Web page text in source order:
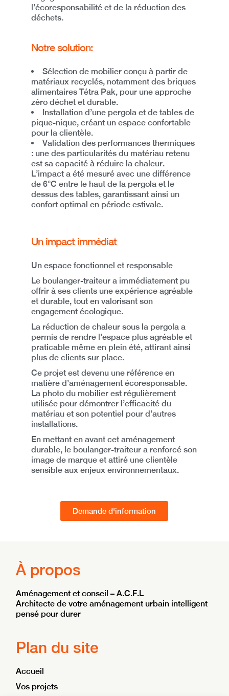
l’écoresponsabilité et de la réduction des
déchets.
Notre solution:
Sélection de mobilier conçu à partir de
matériaux recyclés, notamment des briques
alimentaires Tétra Pak, pour une approche
zéro déchet et durable.
Installation d’une pergola et de tables de
pique-nique, créant un espace confortable
pour la clientèle.
Validation des performances thermiques
: une des particularités du matériau retenu
est sa capacité à réduire la chaleur.
L’impact a été mesuré avec une différence
de 6°C entre le haut de la pergola et le
dessus des tables, garantissant ainsi un
confort optimal en période estivale.
Un impact immédiat
Un espace fonctionnel et responsable
Le boulanger-traiteur a immédiatement pu
offrir à ses clients uneexpérience agréable
et durable, tout en valorisant son
engagement écologique.
La réduction de chaleur sous la pergola a
permis de rendre l’espace plus agréable et
praticable même en plein été, attirant ainsi
plus de clients sur place.
Ce projet est devenu une référence en
matière d’aménagement écoresponsable.
La photo du mobilier est régulièrement
utilisée pour démontrer l’efficacité du
matériau et son potentiel pour d’autres
installations.
En mettant en avant cet aménagement
durable, le boulanger-traiteur a renforcé son
image de marque et attiré une clientèle
sensible aux enjeux environnementaux.
Demande d'information
À propos
Aménagement et conseil – A.C.F.L
Architecte de votre aménagement urbain intelligent
pensé pour durer
Plan du site
Accueil
Vos projets